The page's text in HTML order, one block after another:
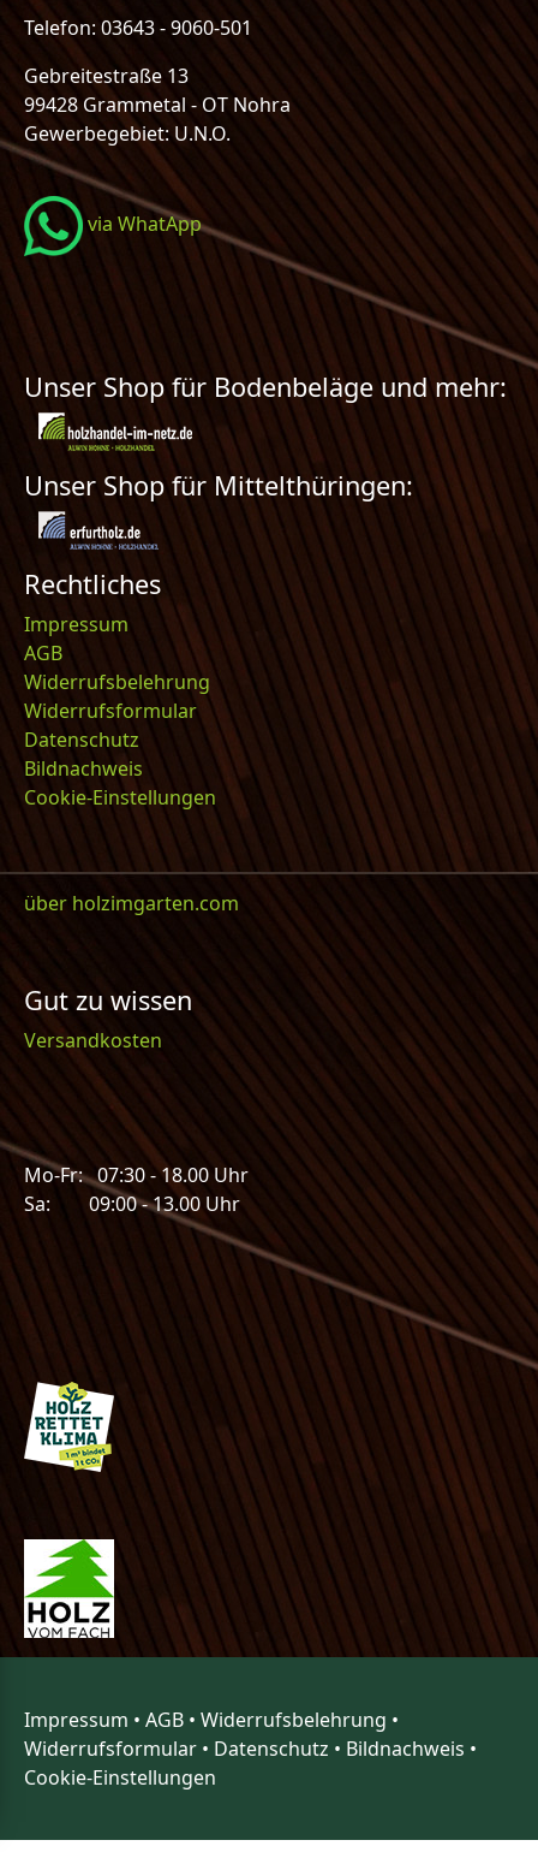
Telefon: 03643 - 9060-501
Gebreitestraße 13
99428 Grammetal - OT Nohra
Gewerbegebiet: U.N.O.
via WhatApp
Unser Shop für Bodenbeläge und mehr:
Unser Shop für Mittelthüringen:
Rechtliches
Impressum
AGB
Widerrufsbelehrung
Widerrufsformular
Datenschutz
Bildnachweis
Cookie-Einstellungen
über holzimgarten.com
Gut zu wissen
Versandkosten
Mo-Fr: 07:30 - 18.00 Uhr
Sa: 09:00 - 13.00 Uhr
Impressum • AGB • Widerrufsbelehrung •
Widerrufsformular • Datenschutz • Bildnachweis •
Cookie-Einstellungen